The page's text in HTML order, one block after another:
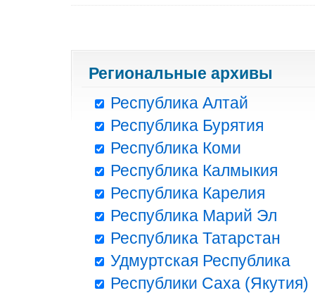
Региональные архивы
Республика Алтай
Республика Бурятия
Республика Коми
Республика Калмыкия
Республика Карелия
Республика Марий Эл
Республика Татарстан
Удмуртская Республика
Республики Саха (Якутия)